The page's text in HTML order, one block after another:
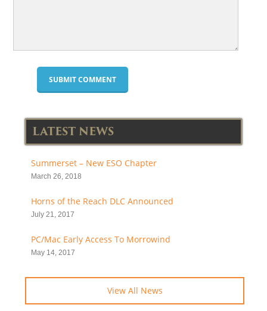
LATEST NEWS
Summerset – New ESO Chapter
March 26, 2018
Horns of the Reach DLC Announced
July 21, 2017
PC/Mac Early Access To Morrowind
May 14, 2017
View All News